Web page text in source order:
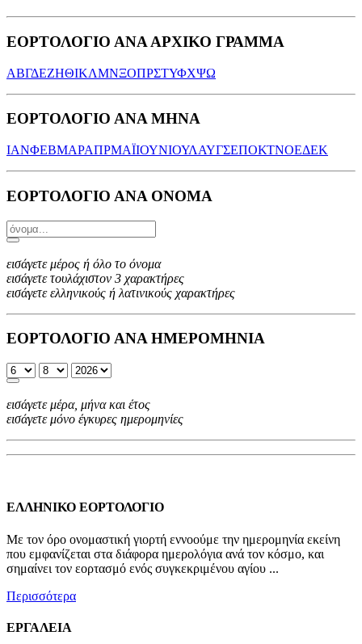
ΕΟΡΤΟΛΟΓΙΟ ΑΝΑ ΑΡΧΙΚΟ ΓΡΑΜΜΑ
ΑΒΓΔΕΖΗΘΙΚΛΜΝΞΟΠΡΣΤΥΦΧΨΩ
ΕΟΡΤΟΛΟΓΙΟ ΑΝΑ ΜΗΝΑ
ΙΑΝΦΕΒΜΑΡΑΠΡΜΑΪΙΟΥΝΙΟΥΛΑΥΓΣΕΠΟΚΤΝΟΕΔΕΚ
ΕΟΡΤΟΛΟΓΙΟ ΑΝΑ ΟΝΟΜΑ
εισάγετε μέρος ή όλο το όνομα
εισάγετε τουλάχιστον 3 χαρακτήρες
εισάγετε ελληνικούς ή λατινικούς χαρακτήρες
ΕΟΡΤΟΛΟΓΙΟ ΑΝΑ ΗΜΕΡΟΜΗΝΙΑ
εισάγετε μέρα, μήνα και έτος
εισάγετε μόνο έγκυρες ημερομηνίες
ΕΛΛΗΝΙΚΟ ΕΟΡΤΟΛΟΓΙΟ
Με τον όρο ονομαστική γιορτή εννοούμε την ημερομηνία εκείνη
που εμφανίζεται στα διάφορα ημερολόγια ανά τον κόσμο, και
σημαίνει τον εορτασμό ενός συγκεκριμένου αγίου ...
Περισσότερα
ΕΡΓΑΛΕΙΑ